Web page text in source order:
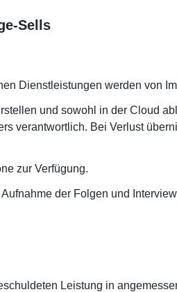
Sells
Dienstleistungen werden von
und sowohl in der Cloud
verantwortlich. Bei Verlust
zur Verfügung.
der Folgen und
Leistung in